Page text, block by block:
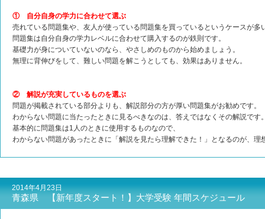
① 自分自身の学力に合わせて選ぶ
売れている問題集や、友人が使っている問題集を買っているというケースが多
問題集は自分自身の学力レベルに合わせて購入するのが鉄則です。
基礎力が身についていないのなら、やさしめのものから始めましょう。
無理に背伸びをして、難しい問題を解こうとしても、効果はありません。
② 解説が充実しているものを選ぶ
問題が掲載されている部分よりも、解説部分の方が厚い問題集がお勧めです。
わからない問題に当たったときに見るべきなのは、答えではなくその解説です
基本的に問題集は1人のときに使用するものなので、
わからない問題があったときに「解説を見たら理解できた！」となるのが、理
2014年4月23日
青森県 【新年度スタート！】大学受験 年間スケジュール